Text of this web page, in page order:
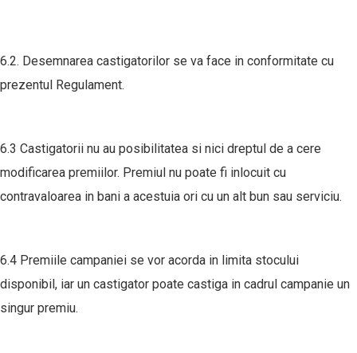
6.2. Desemnarea castigatorilor se va face in conformitate cu
prezentul Regulament.
6.3 Castigatorii nu au posibilitatea si nici dreptul de a cere
modificarea premiilor. Premiul nu poate fi inlocuit cu
contravaloarea in bani a acestuia ori cu un alt bun sau serviciu.
6.4 Premiile campaniei se vor acorda in limita stocului
disponibil, iar un castigator poate castiga in cadrul campanie un
singur premiu.